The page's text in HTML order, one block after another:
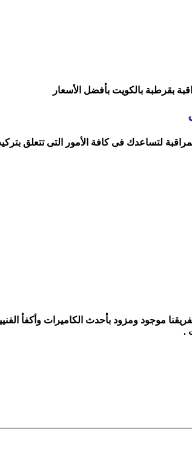
بقرطبة بالكويت بأفضل الأسعار
لتساعدك فى كافة الأمور التى تتعلق
موجود ومزود بأحدث الكاميرات وأكفأ
.